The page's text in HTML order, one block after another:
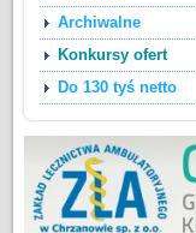
Archiwalne
Konkursy ofert
Do 130 tyś netto